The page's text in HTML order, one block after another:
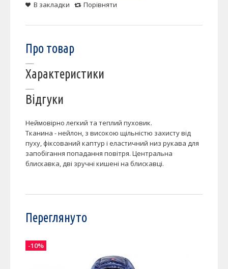
В закладки Порівняти
Про товар
Характеристики
Відгуки
Неймовірно легкий та теплий пуховик.
Тканина - нейлон, з високою щільністю захисту від
пуху, фіксований каптур і еластичний низ рукава для
запобігання попадання повітря. Центральна
блискавка, дві зручні кишені на блискавці.
Переглянуто
-10%